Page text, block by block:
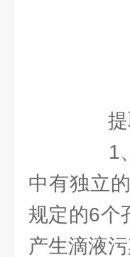
提取
1、
中有独立
规定的6个
产生滴液污